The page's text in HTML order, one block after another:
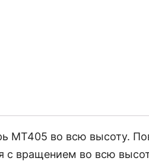
MT405 во всю высоту.
с вращением во всю